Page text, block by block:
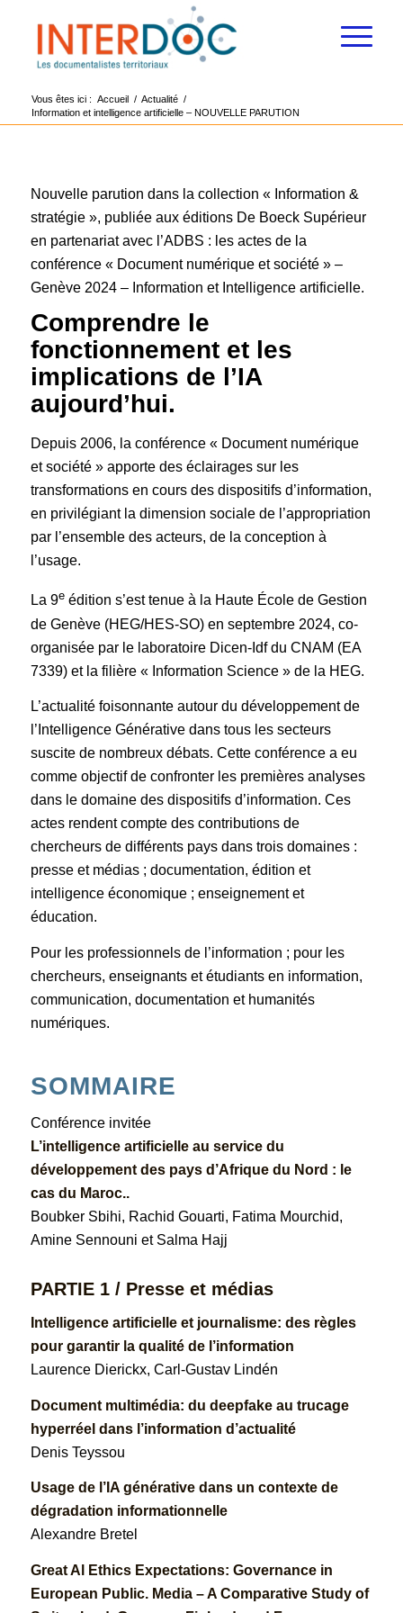
Vous êtes ici : Accueil / Actualité /
Information et intelligence artificielle – NOUVELLE PARUTION
Nouvelle parution dans la collection « Information &
stratégie », publiée aux éditions De Boeck Supérieur
en partenariat avec l’ADBS : les actes de la
conférence « Document numérique et société » –
Genève 2024 – Information et Intelligence artificielle.
Comprendre le
fonctionnement et les
implications de l’IA
aujourd’hui.
Depuis 2006, la conférence « Document numérique
et société » apporte des éclairages sur les
transformations en cours des dispositifs d’information,
en privilégiant la dimension sociale de l’appropriation
par l’ensemble des acteurs, de la conception à
l’usage.
La 9eédition s’est tenue à la Haute École de Gestion
de Genève (HEG/HES-SO) en septembre 2024, co-
organisée par le laboratoire Dicen-Idf du CNAM (EA
7339) et la filière « Information Science » de la HEG.
L’actualité foisonnante autour du développement de
l’Intelligence Générative dans tous les secteurs
suscite de nombreux débats. Cette conférence a eu
comme objectif de confronter les premières analyses
dans le domaine des dispositifs d’information. Ces
actes rendent compte des contributions de
chercheurs de différents pays dans trois domaines :
presse et médias ; documentation, édition et
intelligence économique ; enseignement et
éducation.
Pour les professionnels de l’information ; pour les
chercheurs, enseignants et étudiants en information,
communication, documentation et humanités
numériques.
SOMMAIRE
Conférence invitée
L’intelligence artificielle au service du
développement des pays d’Afrique du Nord : le
cas du Maroc..
Boubker Sbihi, Rachid Gouarti, Fatima Mourchid,
Amine Sennouni et Salma Hajj
PARTIE 1 / Presse et médias
Intelligence artificielle et journalisme: des règles
pour garantir la qualité de l’information
Laurence Dierickx, Carl-Gustav Lindén
Document multimédia: du deepfake au trucage
hyperréel dans l’information d’actualité
Denis Teyssou
Usage de l’IA générative dans un contexte de
dégradation informationnelle
Alexandre Bretel
Great Al Ethics Expectations: Governance in
European Public. Media – A Comparative Study of